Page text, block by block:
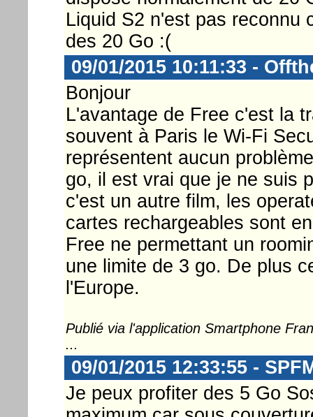
Liquid S2 n'est pas reconnu
des 20 Go :(
09/01/2015 10:11:33 -
Bonjour
L'avantage de Free c'est la
souvent à Paris le Wi-Fi
représentent aucun
go, il est vrai que je ne suis
c'est un autre film, les
cartes rechargeables sont
Free ne permettant un
une limite de 3 go. De plus
l'Europe.
Publié via l'application Smartphone
...
09/01/2015 12:33:55 -
Je peux profiter des 5 Go